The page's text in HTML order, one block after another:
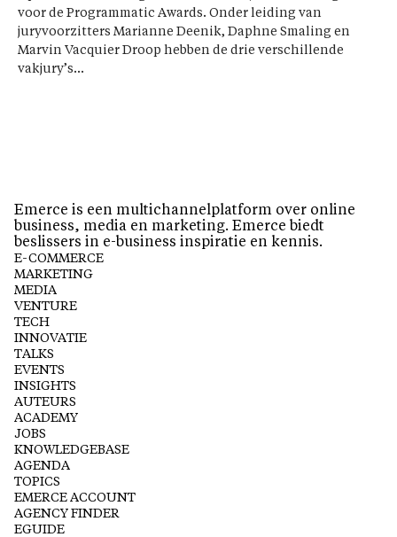
voor de Programmatic Awards. Onder leiding van
juryvoorzitters Marianne Deenik, Daphne Smaling en
Marvin Vacquier Droop hebben de drie verschillende
vakjury’s...
Emerce is een multichannelplatform over online
business, media en marketing. Emerce biedt
beslissers in e-business inspiratie en kennis.
E-COMMERCE
MARKETING
MEDIA
VENTURE
TECH
INNOVATIE
TALKS
EVENTS
INSIGHTS
AUTEURS
ACADEMY
JOBS
KNOWLEDGEBASE
AGENDA
TOPICS
EMERCE ACCOUNT
AGENCY FINDER
EGUIDE